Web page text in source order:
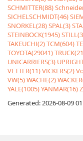
SCHMITTER(88)
SICHELSCHMIDT(46)
SNORKEL(28)SPAL(3)
STEINBOCK(1945)
TAKEUCHI(2)TCM(604)
TOYOTA(29041)
UNICARRIERS(3)
VETTER(11)VICKERS(2)
VW(5)WACHE(2)
YALE(1005)YANMAR(16)
Generated: 2026-08-09